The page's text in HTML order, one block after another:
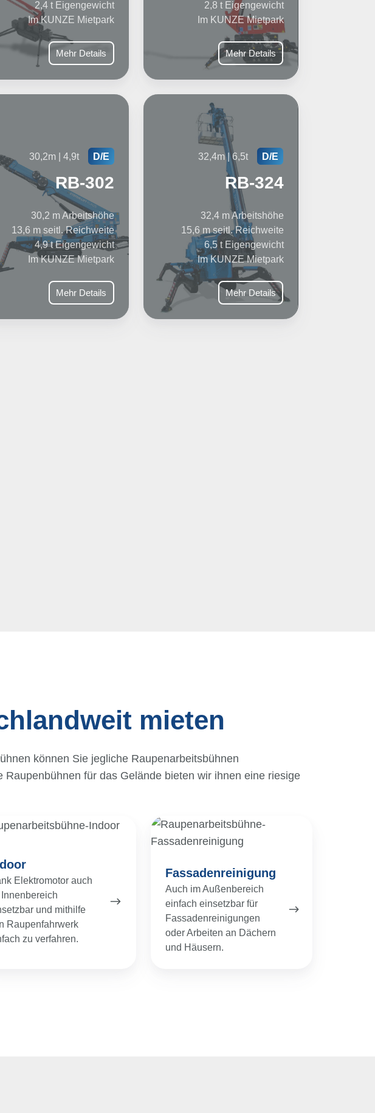
2,4 t Eigengewicht
Im KUNZE Mietpark
Mehr Details
2,8 t Eigengewicht
Im KUNZE Mietpark
Mehr Details
D/E
30,2m | 4,9t
RB-302
30,2 m Arbeitshöhe
13,6 m seitl. Reichweite
4,9 t Eigengewicht
Im KUNZE Mietpark
Mehr Details
D/E
32,4m | 6,5t
RB-324
32,4 m Arbeitshöhe
15,6 m seitl. Reichweite
6,5 t Eigengewicht
Im KUNZE Mietpark
Mehr Details
mieten
können Sie jegliche Raupenarbeitsbühnen
für das Gelände bieten wir ihnen eine riesige
Elektromotor auch
und mithilfe
Raupenfahrwerk
zu verfahren.
Fassadenreinigung
Auch im Außenbereich
einfach einsetzbar für
Fassadenreinigungen
oder Arbeiten an Dächern
und Häusern.
Fassadenreinigung